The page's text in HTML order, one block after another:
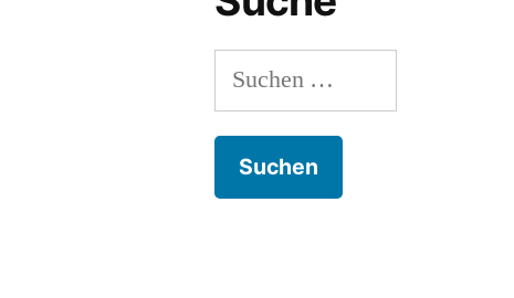
Suchen
nach: